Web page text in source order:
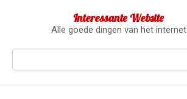
Interessante Website
Alle goede dingen van het internet